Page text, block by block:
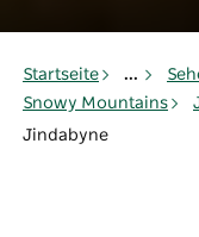
Startseite ...
Snowy Mountains
Jindabyne